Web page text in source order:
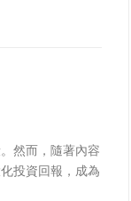
然而，隨著內容
投資回報，成為
SUMMIT分享時